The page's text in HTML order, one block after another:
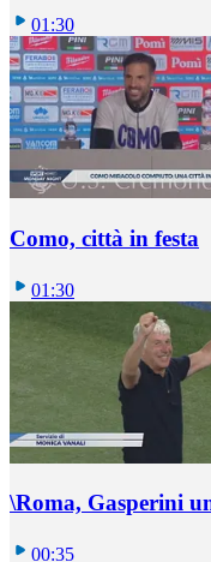
01:30
Como, città in festa
01:30
\Roma, Gasperini
00:35